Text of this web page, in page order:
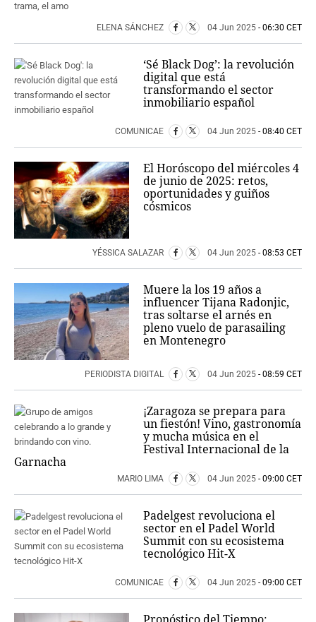
ELENA SÁNCHEZ 04 Jun 2025 - 06:30 CET
‘Sé Black Dog’: la revolución
digital que está
transformando el sector
inmobiliario español
COMUNICAE 04 Jun 2025 - 08:40 CET
El Horóscopo del miércoles 4
de junio de 2025: retos,
oportunidades y guiños
cósmicos
YÉSSICA SALAZAR 04 Jun 2025 - 08:53 CET
Muere la los 19 años a
influencer Tijana Radonjic,
tras soltarse el arnés en
pleno vuelo de parasailing
en Montenegro
PERIODISTA DIGITAL 04 Jun 2025 - 08:59 CET
¡Zaragoza se prepara para
un fiestón! Vino, gastronomía
y mucha música en el
Festival Internacional de la
Garnacha
MARIO LIMA 04 Jun 2025 - 09:00 CET
Padelgest revoluciona el
sector en el Padel World
Summit con su ecosistema
tecnológico Hit-X
COMUNICAE 04 Jun 2025 - 09:00 CET